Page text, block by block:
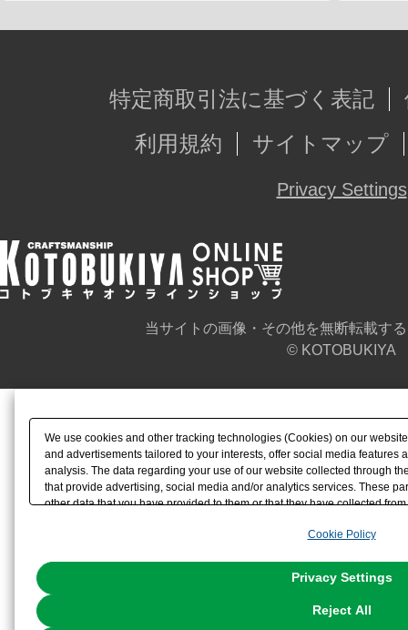
特定商取引法に基づく表記
利用規約
サイトマップ
Privacy Settings
当サイトの画像・その他を無断転載す
© KOTOBUKIYA
We use cookies and other tracking technologies (Cookies) on our
and advertisements tailored to your interests, offer social media features
analysis. The data regarding your use of our website collected through
that provide advertising, social media and/or analytics services. These
other data that you have provided to them or that they have collected
the use of all Cookies except for Strictly Necessary Cookies, please
Cookie Policy
Privacy Settings
Reject All